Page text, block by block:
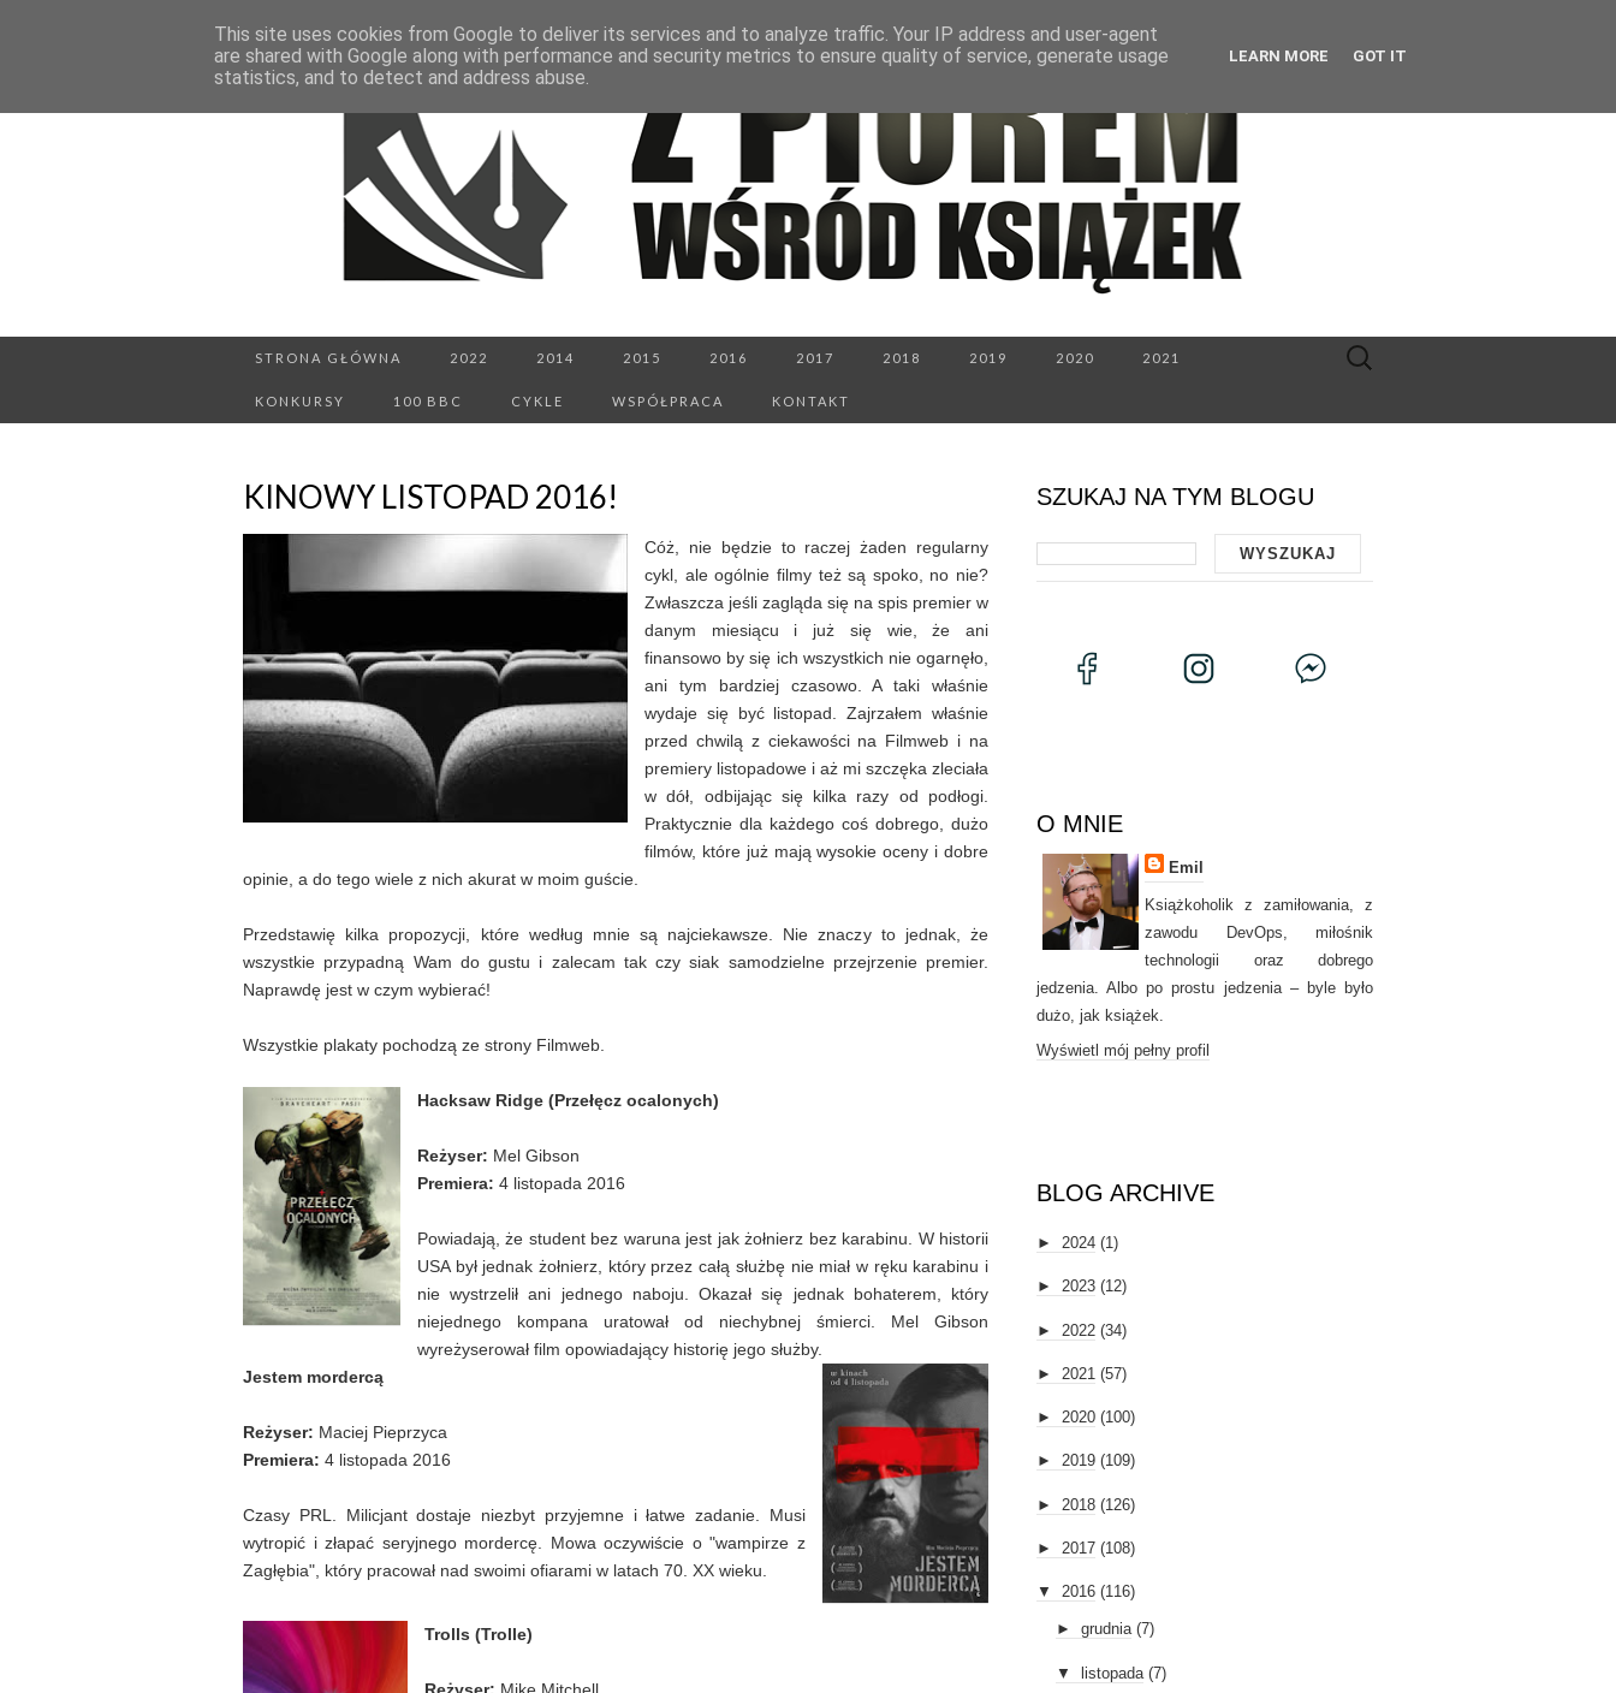
STRONA GŁÓWNA 2022 2014 2015 2016 2017 2018 2019 2020 2021
KONKURSY 100 BBC CYKLE WSPÓŁPRACA KONTAKT
Search
KINOWY LISTOPAD 2016!
Cóż, nie będzie to raczej żaden regularny
cykl, ale ogólnie filmy też są spoko, no nie?
Zwłaszcza jeśli zagląda się na spis premier w
danym miesiącu i już się wie, że ani
finansowo by się ich wszystkich nie ogarnęło,
ani tym bardziej czasowo. A taki właśnie
wydaje się być listopad. Zajrzałem właśnie
przed chwilą z ciekawości na Filmweb i na
premiery listopadowe i aż mi szczęka zleciała
w dół, odbijając się kilka razy od podłogi.
Praktycznie dla każdego coś dobrego, dużo
filmów, które już mają wysokie oceny i dobre
opinie, a do tego wiele z nich akurat w moim guście.
Przedstawię kilka propozycji, które według mnie są najciekawsze. Nie znaczy to jednak, że
wszystkie przypadną Wam do gustu i zalecam tak czy siak samodzielne przejrzenie premier.
Naprawdę jest w czym wybierać!
Wszystkie plakaty pochodzą ze strony Filmweb.
Hacksaw Ridge (Przełęcz ocalonych)
Reżyser: Mel Gibson
Premiera: 4 listopada 2016
Powiadają, że student bez waruna jest jak żołnierz bez karabinu. W historii
USA był jednak żołnierz, który przez całą służbę nie miał w ręku karabinu i
nie wystrzelił ani jednego naboju. Okazał się jednak bohaterem, który
niejednego kompana uratował od niechybnej śmierci. Mel Gibson
wyreżyserował film opowiadający historię jego służby.
Jestem mordercą
Reżyser: Maciej Pieprzyca
Premiera: 4 listopada 2016
Czasy PRL. Milicjant dostaje niezbyt przyjemne i łatwe zadanie. Musi
wytropić i złapać seryjnego mordercę. Mowa oczywiście o "wampirze z
Zagłębia", który pracował nad swoimi ofiarami w latach 70. XX wieku.
Trolls (Trolle)
Reżyser: Mike Mitchell
SZUKAJ NA TYM BLOGU
O MNIE
Emil
Książkoholik z zamiłowania, z
zawodu DevOps, miłośnik
technologii oraz dobrego
jedzenia. Albo po prostu jedzenia – byle było
dużo, jak książek.
Wyświetl mój pełny profil
BLOG ARCHIVE
► 2024 (1)
► 2023 (12)
► 2022 (34)
► 2021 (57)
► 2020 (100)
► 2019 (109)
► 2018 (126)
► 2017 (108)
▼ 2016 (116)
► grudnia (7)
▼ listopada (7)
This site uses cookies from Google to deliver its services and to analyze traffic. Your IP address and user-agent
are shared with Google along with performance and security metrics to ensure quality of service, generate usage
statistics, and to detect and address abuse.
LEARN MORE GOT IT